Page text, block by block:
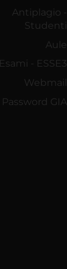
Antiplagio -
Studenti
Aule
Esami - ESSE3
Webmail
Password GIA